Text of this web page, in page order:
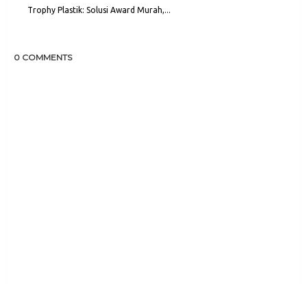
Trophy Plastik: Solusi Award Murah,...
0 COMMENTS